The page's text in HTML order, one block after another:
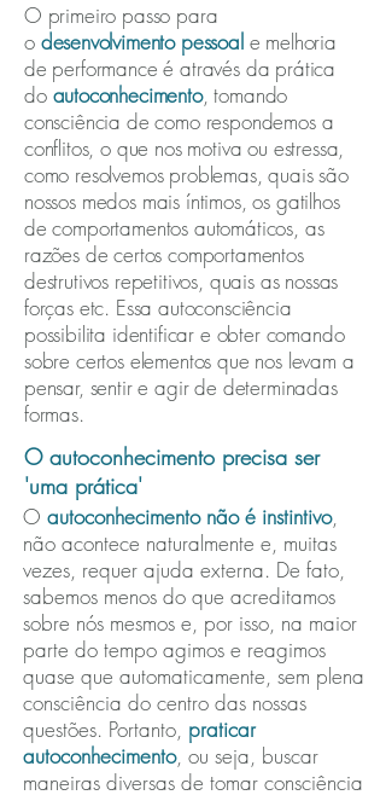
O primeiro passo para
o desenvolvimento pessoale melhoria
de performance é através da prática
do autoconhecimento, tomando
consciência de como respondemos a
conflitos, o que nos motiva ou estressa,
como resolvemos problemas, quais são
nossos medos mais íntimos, os gatilhos
de comportamentos automáticos, as
razões de certos comportamentos
destrutivos repetitivos, quais as nossas
forças etc. Essa autoconsciência
possibilita identificar e obter comando
sobre certos elementos que nos levam a
pensar, sentir e agir de determinadas
formas.
O autoconhecimento precisa ser
'uma prática'
O autoconhecimento não é instintivo,
não acontece naturalmente e, muitas
vezes, requer ajuda externa. De fato,
sabemos menos do que acreditamos
sobre nós mesmos e, por isso, na maior
parte do tempo agimos e reagimos
quase que automaticamente, sem plena
consciência do centro das nossas
questões. Portanto, praticar
autoconhecimento, ou seja, buscar
maneiras diversas de tomar consciência